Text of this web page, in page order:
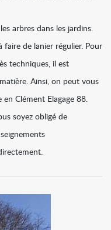
arbres dans les jardins.
faire de lanier régulier. Pour
techniques, il est
Ainsi, on peut vous
Clément Elagage 88.
soyez obligé de